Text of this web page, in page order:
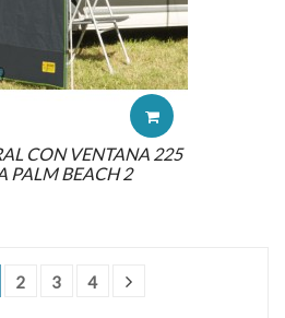
CON VENTANA 225
PALM BEACH 2
2 3 4